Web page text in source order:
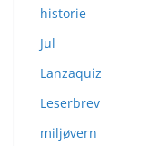
historie
Jul
Lanzaquiz
Leserbrev
miljøvern